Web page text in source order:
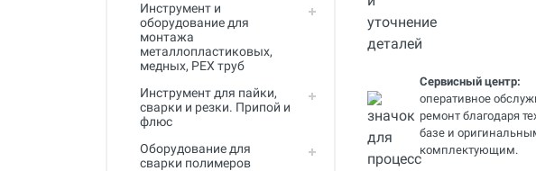
Оборудование для
телеинспекции трубопроводов
Малая дорожная техника
Алмазные диски
Плиткорезы
Сверлильные станки
Инструмент и
оборудование для
монтажа
металлопластиковых,
медных, PEX труб
Инструмент для пайки,
сварки и резки. Припой и
флюс
Оборудование для
сварки полимеров
Сервисный центр:
оперативное
ремонт благодаря
базе и
комплектующим.